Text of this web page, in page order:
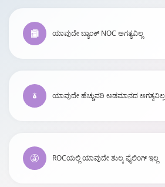
ಯಾವುದೇ ಬ್ಯಾಂಕ್ NOC ಅಗತ್ಯವಿಲ್ಲ
ಯಾವುದೇ ಹೆಚ್ಚುವರಿ ಅಡಮಾನದ ಅಗತ್ಯವಿಲ್ಲ
ROCಯಲ್ಲಿ ಯಾವುದೇ ಶುಲ್ಕ ಫೈಲಿಂಗ್ ಇಲ್ಲ